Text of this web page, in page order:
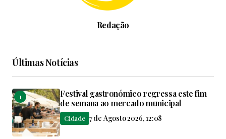
Redação
Últimas Notícias
Festival gastronómico regressa este fim
de semana ao mercado municipal
Cidade 7 de Agosto 2026, 12:08